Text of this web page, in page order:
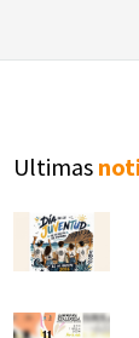
Ultimas